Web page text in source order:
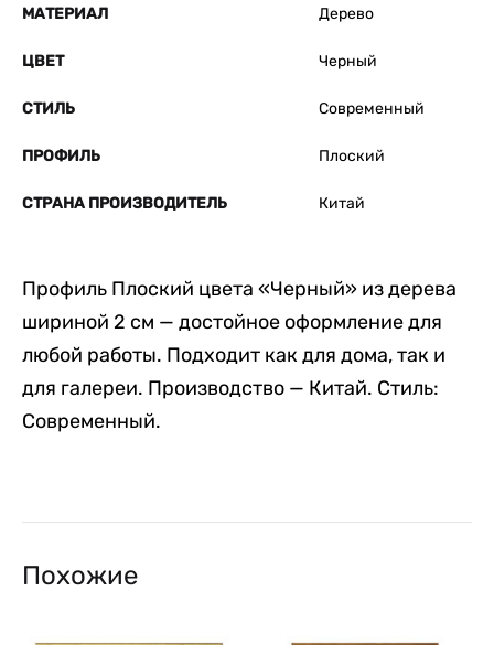
МАТЕРИАЛ Дерево
ЦВЕТ Черный
СТИЛЬ Современный
ПРОФИЛЬ Плоский
СТРАНА ПРОИЗВОДИТЕЛЬ Китай
Профиль Плоский цвета «Черный» из дерева
шириной 2 см — достойное оформление для
любой работы. Подходит как для дома, так и
для галереи. Производство — Китай. Стиль:
Современный.
Похожие